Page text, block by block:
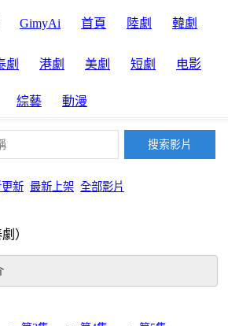
GimyAi 首頁 陸劇 韓劇
劇 港劇 美劇 短劇 电影
綜藝 動漫
新 最新上架 全部影片
劇）